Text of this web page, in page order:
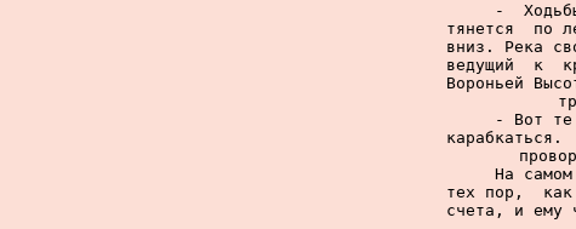
-
тянется  по
вниз. Река
ведущий  к
Вороньей
- Вот
На
тех пор,  как
счета, и ему